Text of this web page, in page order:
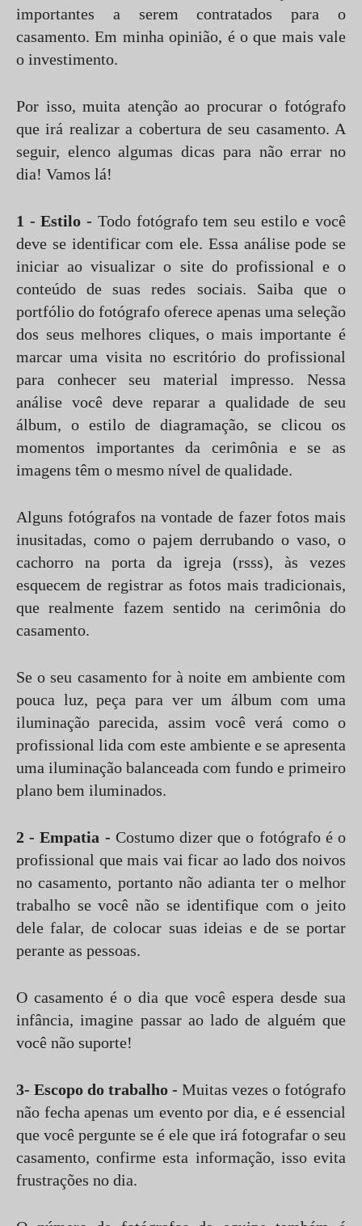
importantes a serem contratados para o
casamento. Em minha opinião, é o que mais vale
o investimento.
Por isso, muita atenção ao procurar o fotógrafo
que irá realizar a cobertura de seu casamento. A
seguir, elenco algumas dicas para não errar no
dia! Vamos lá!
1 - Estilo - Todo fotógrafo tem seu estilo e você
deve se identificar com ele. Essa análise pode se
iniciar ao visualizar o site do profissional e o
conteúdo de suas redes sociais. Saiba que o
portfólio do fotógrafo oferece apenas uma seleção
dos seus melhores cliques, o mais importante é
marcar uma visita no escritório do profissional
para conhecer seu material impresso. Nessa
análise você deve reparar a qualidade de seu
álbum, o estilo de diagramação, se clicou os
momentos importantes da cerimônia e se as
imagens têm o mesmo nível de qualidade.
Alguns fotógrafos na vontade de fazer fotos mais
inusitadas, como o pajem derrubando o vaso, o
cachorro na porta da igreja (rsss), às vezes
esquecem de registrar as fotos mais tradicionais,
que realmente fazem sentido na cerimônia do
casamento.
Se o seu casamento for à noite em ambiente com
pouca luz, peça para ver um álbum com uma
iluminação parecida, assim você verá como o
profissional lida com este ambiente e se apresenta
uma iluminação balanceada com fundo e primeiro
plano bem iluminados.
2 - Empatia - Costumo dizer que o fotógrafo é o
profissional que mais vai ficar ao lado dos noivos
no casamento, portanto não adianta ter o melhor
trabalho se você não se identifique com o jeito
dele falar, de colocar suas ideias e de se portar
perante as pessoas.
O casamento é o dia que você espera desde sua
infância, imagine passar ao lado de alguém que
você não suporte!
3- Escopo do trabalho - Muitas vezes o fotógrafo
não fecha apenas um evento por dia, e é essencial
que você pergunte se é ele que irá fotografar o seu
casamento, confirme esta informação, isso evita
frustrações no dia.